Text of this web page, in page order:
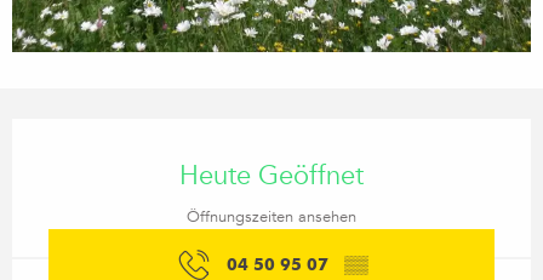
Heute Geöffnet
Öffnungszeiten ansehen
04 50 95 07 ▒▒